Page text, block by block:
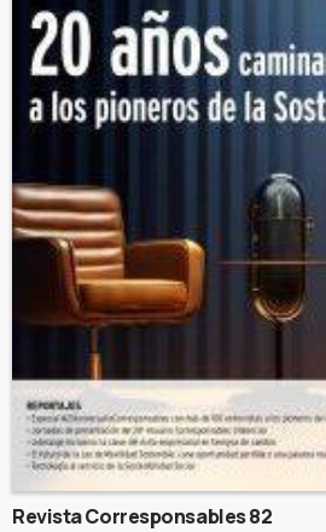
Revista Corresponsables 82